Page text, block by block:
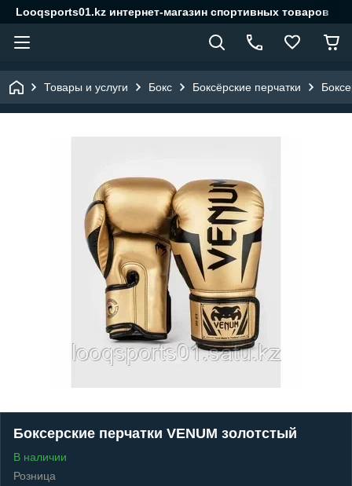
Looqsports01.kz интернет-магазин спортивных товаров
Товары и услуги Бокс Боксёрские перчатки
Боксерские перчатки VENUM золотстый
В наличии
Розница